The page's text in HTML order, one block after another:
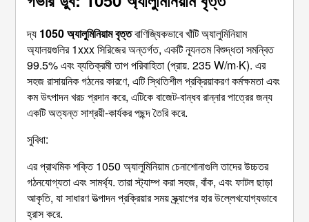
দ্য 1050 অ্যালুমিনিয়াম বৃত্তবাণিজ্যিকভাবে খাঁটি অ্যালুমিনিয়াম
অ্যালয়গুলির 1xxx সিরিজের অন্তর্গত, একটি ন্যূনতম বিশুদ্ধতা সমন্বিত
99.5% এবং ব্যতিক্রমী তাপ পরিবাহিতা (প্রায়. 235 W/m·K). এর
সহজ রাসায়নিক গঠনের কারণে, এটি স্থিতিশীল প্রক্রিয়াকরণ কর্মক্ষমতা এবং
কম উৎপাদন খরচ প্রদান করে, এটিকে বাজেট-বান্ধব রান্নার পাত্রের জন্য
একটি অত্যন্ত সাশ্রয়ী-কার্যকর পছন্দ তৈরি করে.
সুবিধা:
এর প্রাথমিক শক্তি 1050 অ্যালুমিনিয়াম চেনাশোনাগুলি তাদের উচ্চতর
গঠনযোগ্যতা এবং সামর্থ্য. তারা স্ট্যাম্প করা সহজ, বাঁক, এবং ফাটল ছাড়া
আকৃতি, যা সাধারণ উত্পাদন প্রক্রিয়ার সময় স্ক্র্যাপের হার উল্লেখযোগ্যভাবে
হ্রাস করে.